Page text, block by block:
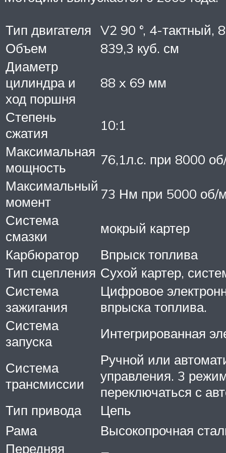
Тип двигателя V2 90 °, 4-тактный,
Объем
839,3 куб. см
Диаметр
цилиндра и
ход поршня
88 x 69 мм
Степень
сжатия
10:1
Максимальная
мощность
76,1л.с. при 8000
Максимальный
момент
73 Нм при 5000 об/
Система
смазки
мокрый картер
Карбюратор
Впрыск топлива
Тип сцепления Сухой картер,
Система
зажигания
Цифровое
впрыска топлива.
Система
запуска
Интегрированная
Система
трансмиссии
Ручной или
управления. 3
переключаться с
Тип привода
Цепь
Рама
Высокопрочная
Передняя